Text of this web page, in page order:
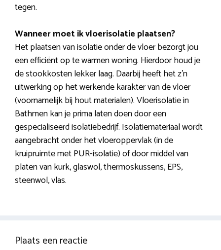
tegen.
Wanneer moet ik vloerisolatie plaatsen?
Het plaatsen van isolatie onder de vloer bezorgt jou
een efficiënt op te warmen woning. Hierdoor houd je
de stookkosten lekker laag. Daarbij heeft het z’n
uitwerking op het werkende karakter van de vloer
(voornamelijk bij hout materialen). Vloerisolatie in
Bathmen kan je prima laten doen door een
gespecialiseerd isolatiebedrijf. Isolatiemateriaal wordt
aangebracht onder het vloeroppervlak (in de
kruipruimte met PUR-isolatie) of door middel van
platen van kurk, glaswol, thermoskussens, EPS,
steenwol, vlas.
Plaats een reactie